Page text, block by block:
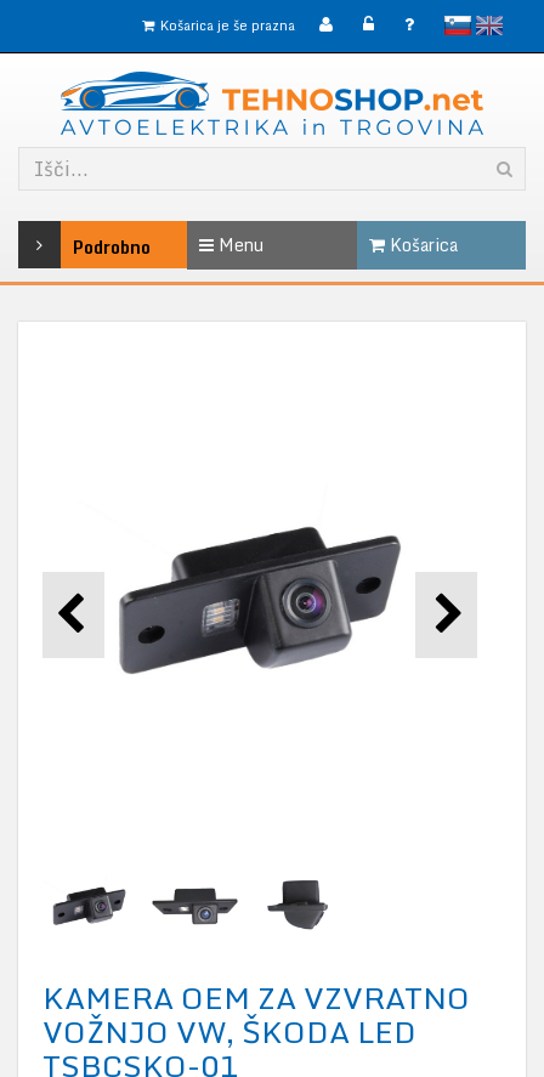
slovenskoEnglish
Košarica je še prazna
Podrobno Menu Košarica
KAMERA OEM ZA VZVRATNO
VOŽNJO VW, ŠKODA LED
TSBCSKO-01